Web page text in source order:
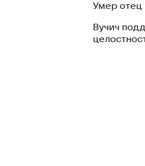
Умер
Вучич